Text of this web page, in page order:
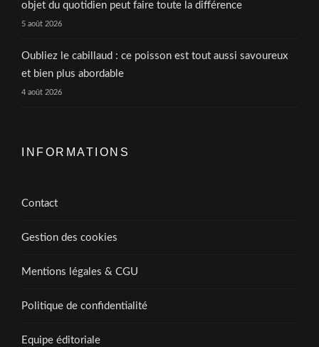
objet du quotidien peut faire toute la différence
5 août 2026
Oubliez le cabillaud : ce poisson est tout aussi savoureux
et bien plus abordable
4 août 2026
INFORMATIONS
Contact
Gestion des cookies
Mentions légales & CGU
Politique de confidentialité
Equipe éditoriale